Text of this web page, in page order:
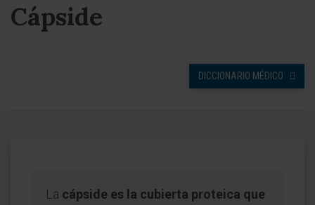
Cápside
DICCIONARIO MÉDICO
La cápside es la cubierta proteica que